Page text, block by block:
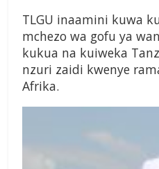
TLGU inaamini kuwa
mchezo wa gofu ya
kukua na kuiweka
nzuri zaidi kwenye
Afrika.